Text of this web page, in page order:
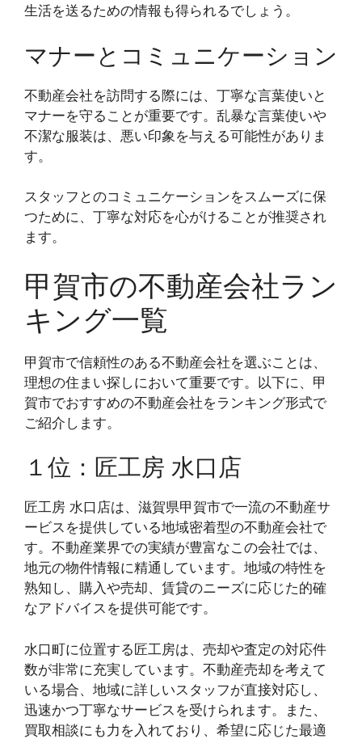
生活を送るための情報も得られるでしょう。
マナーとコミュニケーション
不動産会社を訪問する際には、丁寧な言葉使いと
マナーを守ることが重要です。乱暴な言葉使いや
不潔な服装は、悪い印象を与える可能性がありま
す。
スタッフとのコミュニケーションをスムーズに保
つために、丁寧な対応を心がけることが推奨され
ます。
甲賀市の不動産会社ラン
キング一覧
甲賀市で信頼性のある不動産会社を選ぶことは、
理想の住まい探しにおいて重要です。以下に、甲
賀市でおすすめの不動産会社をランキング形式で
ご紹介します。
１位：匠工房 水口店
匠工房 水口店は、滋賀県甲賀市で一流の不動産サ
ービスを提供している地域密着型の不動産会社で
す。不動産業界での実績が豊富なこの会社では、
地元の物件情報に精通しています。地域の特性を
熟知し、購入や売却、賃貸のニーズに応じた的確
なアドバイスを提供可能です。
水口町に位置する匠工房は、売却や査定の対応件
数が非常に充実しています。不動産売却を考えて
いる場合、地域に詳しいスタッフが直接対応し、
迅速かつ丁寧なサービスを受けられます。また、
買取相談にも力を入れており、希望に応じた最適